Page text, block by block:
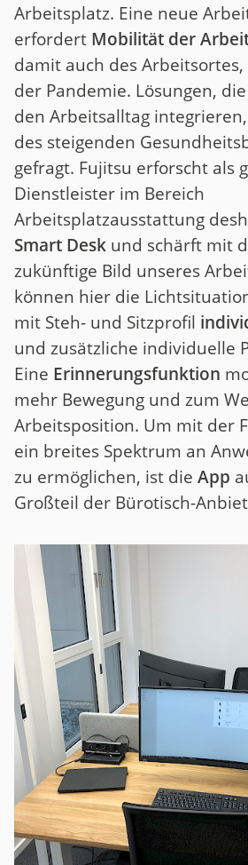
Arbeitsplatz. Eine neue
erfordert Mobilität der
damit auch des
der Pandemie. Lösungen,
den Arbeitsalltag
des steigenden
gefragt. Fujitsu erforscht als
Dienstleister im Bereich
Arbeitsplatzausstattung
Smart Desk und schärft mit
zukünftige Bild unseres
können hier die
mit Steh- und Sitzprofil
und zusätzliche individuelle
Eine Erinnerungsfunktion
mehr Bewegung und zum
Arbeitsposition. Um mit der
ein breites Spektrum an
zu ermöglichen, ist die App
Großteil der Bürotisch-